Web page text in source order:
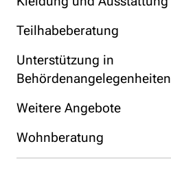
Teilhabeberatung
Unterstützung in
Behördenangelegenheiten
Weitere Angebote
Wohnberatung